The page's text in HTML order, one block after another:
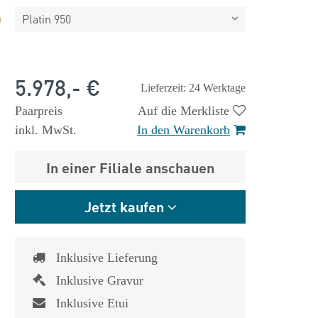
Platin 950
Lieferzeit: 24 Werktage
5.978,- €
Paarpreis
inkl. MwSt.
Auf die Merkliste
In den Warenkorb
In einer Filiale anschauen
Jetzt kaufen
Inklusive Lieferung
Inklusive Gravur
Inklusive Etui